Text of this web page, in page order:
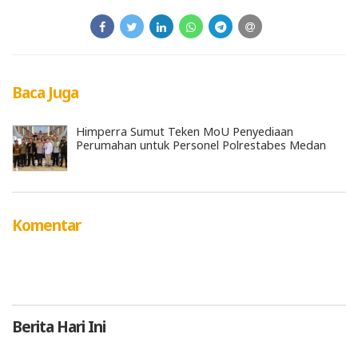
Baca Juga
Himperra Sumut Teken MoU Penyediaan
Perumahan untuk Personel Polrestabes Medan
Komentar
Berita Hari Ini